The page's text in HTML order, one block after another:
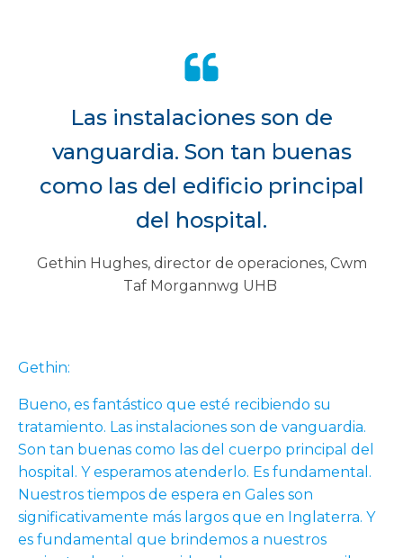
Las instalaciones son de
vanguardia. Son tan buenas
como las del edificio principal
del hospital.
Gethin Hughes, director de operaciones, Cwm
Taf Morgannwg UHB
Gethin:
Bueno, es fantástico que esté recibiendo su
tratamiento. Las instalaciones son de vanguardia.
Son tan buenas como las del cuerpo principal del
hospital. Y esperamos atenderlo. Es fundamental.
Nuestros tiempos de espera en Gales son
significativamente más largos que en Inglaterra. Y
es fundamental que brindemos a nuestros